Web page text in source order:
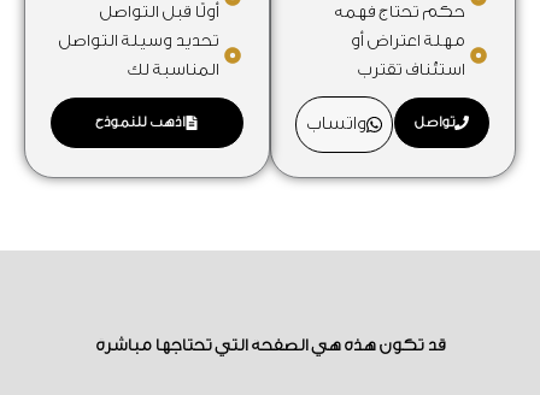
حكم تحتاج فهمه
مهلة اعتراض أو
استئناف تقترب
تواصل واتساب
أولًا قبل التواصل
تحديد وسيلة التواصل
المناسبة لك
اذهب للنموذج
قد تكون هذه هي الصفحة التي تحتاجها مباشرة